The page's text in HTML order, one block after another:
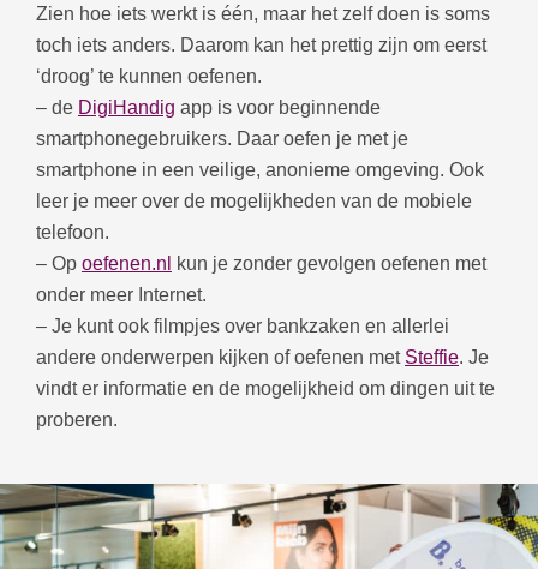
Zien hoe iets werkt is één, maar het zelf doen is soms
toch iets anders. Daarom kan het prettig zijn om eerst
‘droog’ te kunnen oefenen.
– de DigiHandig app is voor beginnende
smartphonegebruikers. Daar oefen je met je
smartphone in een veilige, anonieme omgeving. Ook
leer je meer over de mogelijkheden van de mobiele
telefoon.
– Op oefenen.nl
kun je zonder gevolgen oefenen met
onder meer Internet.
– Je kunt ook filmpjes over bankzaken en allerlei
andere onderwerpen kijken of oefenen met Steffie. Je
vindt er informatie en de mogelijkheid om dingen uit te
proberen.